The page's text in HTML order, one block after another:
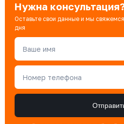
Нужна
Оставьте свои данные и мы
дня
Ваше имя
Номер телефона